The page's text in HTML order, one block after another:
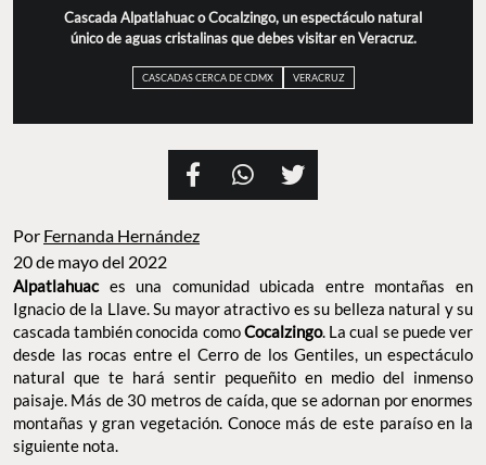
Cascada Alpatlahuac o Cocalzingo, un espectáculo natural
único de aguas cristalinas que debes visitar en Veracruz.
CASCADAS CERCA DE CDMX VERACRUZ
Por Fernanda Hernández
20 de mayo del 2022
Alpatlahuaces una comunidad ubicada entre montañas en
Ignacio de la Llave. Su mayor atractivo es su belleza natural y su
cascada también conocida comoCocalzingo. La cual se puede ver
desde las rocas entre el Cerro de los Gentiles, un espectáculo
natural que te hará sentir pequeñito en medio del inmenso
paisaje. Más de 30 metros de caída, que se adornan por enormes
montañas y gran vegetación. Conoce más de este paraíso en la
siguiente nota.